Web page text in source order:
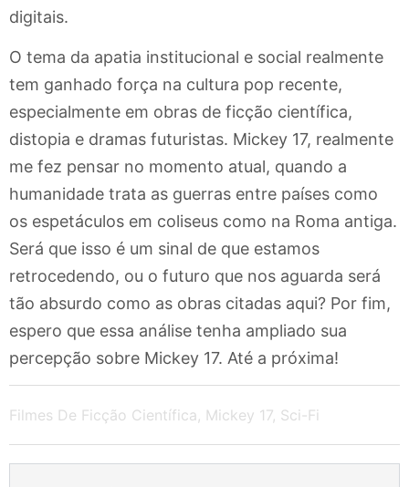
digitais.
O tema da apatia institucional e social realmente
tem ganhado força na cultura pop recente,
especialmente em obras de ficção científica,
distopia e dramas futuristas. Mickey 17, realmente
me fez pensar no momento atual, quando a
humanidade trata as guerras entre países como
os espetáculos em coliseus como na Roma antiga.
Será que isso é um sinal de que estamos
retrocedendo, ou o futuro que nos aguarda será
tão absurdo como as obras citadas aqui? Por fim,
espero que essa análise tenha ampliado sua
percepção sobre Mickey 17. Até a próxima!
Filmes De Ficção Científica, Mickey 17, Sci-Fi